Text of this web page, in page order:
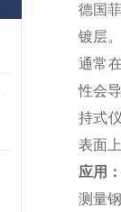
德国
镀层
通常
性会
持式
表面
应用
测量